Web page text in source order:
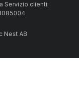
Servizio clienti:
Nest AB